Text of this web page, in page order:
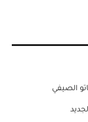
الصيفي